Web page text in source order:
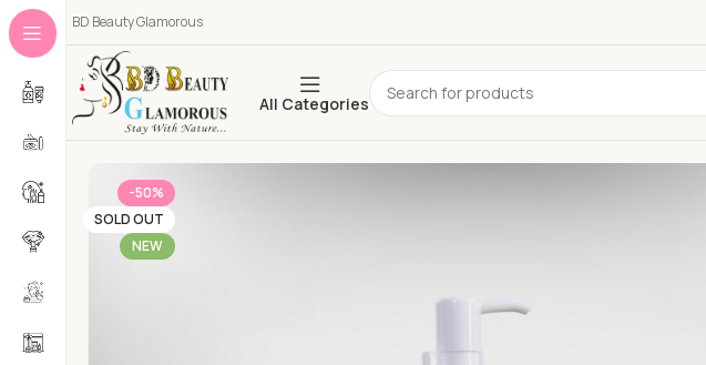
BD Beauty Glamorous
All Categories
-50%
SOLD OUT
NEW